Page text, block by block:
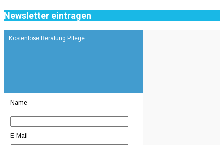
Newsletter eintragen
Kostenlose Beratung Pflege
Name
E-Mail